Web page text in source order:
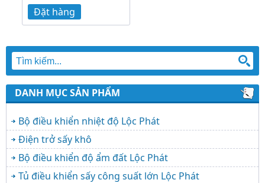
Đặt hàng
DANH MỤC SẢN PHẨM
Bộ điều khiển nhiệt độ Lộc Phát
Điện trở sấy khô
Bộ điều khiển độ ẩm đất Lộc Phát
Tủ điều khiển sấy công suất lớn Lộc Phát